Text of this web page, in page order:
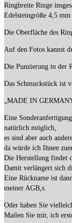
Ringbreite Ringe
Edelsteingröße 4,5 mm
Die Oberfläche des
Auf den Fotos kannst
Die Punzierung in der
Das Schmuckstück ist
„MADE IN
Eine
natürlich möglich,
es sind aber auch
da würde ich Ihnen
Die Herstellung findet
Damit verlängert sich
Eine Rückname ist
meiner AGB,s.
Oder haben Sie
Mailen Sie mir, ich